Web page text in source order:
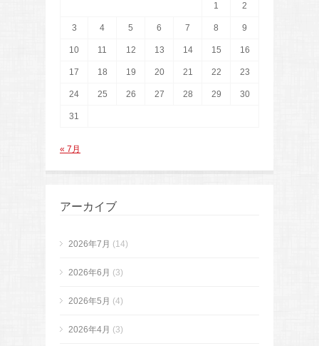
1 2
3 4 5 6 7 8 9
10 11 12 13 14 15 16
17 18 19 20 21 22 23
24 25 26 27 28 29 30
31
« 7月
アーカイブ
2026年7月 (14)
2026年6月 (3)
2026年5月 (4)
2026年4月 (3)